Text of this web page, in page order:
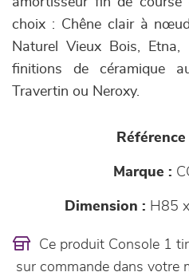
choix : Chêne clair à
Naturel Vieux Bois,
finitions de céramique
Travertin ou Neroxy.
Référence
Marque :
Dimension : H85
Ce produit Console 1
sur commande dans votre